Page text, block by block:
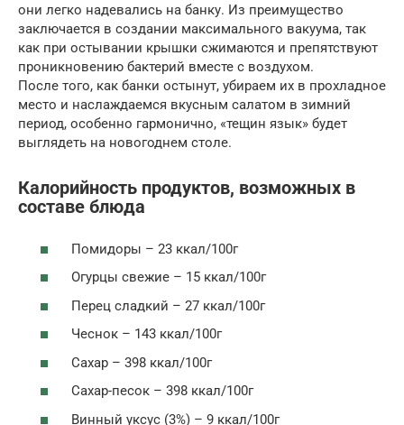
они легко надевались на банку. Из преимущество
заключается в создании максимального вакуума, так
как при остывании крышки сжимаются и препятствуют
проникновению бактерий вместе с воздухом.
После того, как банки остынут, убираем их в прохладное
место и наслаждаемся вкусным салатом в зимний
период, особенно гармонично, «тещин язык» будет
выглядеть на новогоднем столе.
Калорийность продуктов, возможных в
составе блюда
Помидоры – 23 ккал/100г
Огурцы свежие – 15 ккал/100г
Перец сладкий – 27 ккал/100г
Чеснок – 143 ккал/100г
Сахар – 398 ккал/100г
Сахар-песок – 398 ккал/100г
Винный уксус (3%) – 9 ккал/100г